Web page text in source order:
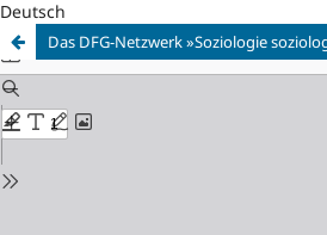
Deutsch
Das DFG-Netzwerk »Soziologie